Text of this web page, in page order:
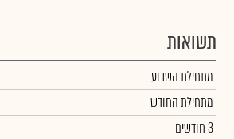
תשואות
מתחילת השבוע
מתחילת החודש
3 חודשים